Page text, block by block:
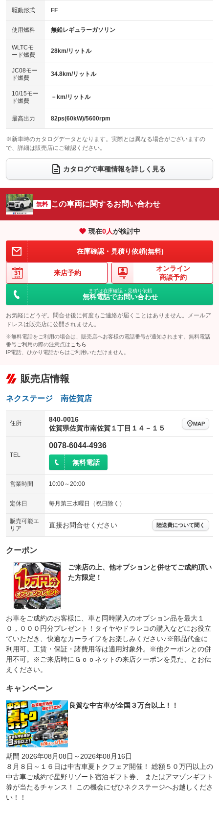
USB入力端子
：装備あり
100V電源
：装備なし
センターデフロック
：装備なし
電動格納ミラー
：装備あり
HID(キセノンライト)
バックカメラ
エアロ
：装備なし
ローダウン
：装備なし
ベンチシート
：装備あり
チップアップシート
：装備なし
電動格納サードシート
：装備なし シートヒーター
：装備あり
ウォークスルー
電動リアゲート フロントカメラ
：装備あり
シートエアコン
：装備なし 全周囲カメラ
：装備あり
サイドカメラ
：装備あり ルーフレール
：装備なし
エアサスペンション ヘッドライトウォッシャー
駆動形式 FF
使用燃料 無鉛レギュラーガソリン
WLTCモ
ード燃費
28km/リットル
JC08モー
ド燃費
34.8km/リットル
10/15モー
ド燃費
－km/リットル
最高出力 82ps(60kW)/5600rpm
※新車時のカタログデータとなります。実際とは異なる場合がございますの
で、詳細は販売店にご確認ください。
カタログで車種情報を詳しく見る
無料 この車両に関するお問い合わせ
現在0人が検討中
在庫確認・見積り依頼(無料)
来店予約
オンライン
商談予約
まずは在庫確認・見積り依頼
無料電話でお問い合わせ
お気軽にどうぞ。問合せ後に何度もご連絡が届くことはありません。メールア
ドレスは販売店に公開されません。
※無料電話をご利用の場合は、販売店へお客様の電話番号が通知されます。無料電話
番号ご利用の際の注意点は こちら
IP電話、ひかり電話からはご利用いただけません。
販売店情報
ネクステージ 南佐賀店
住所
840-0016
佐賀県佐賀市南佐賀１丁目１４－１５
MAP
TEL
0078-6044-4936
無料電話
営業時間 10:00～20:00
定休日 毎月第三水曜日（祝日除く）
販売可能エ
リア
直接お問合せください 陸送費について聞く
クーポン
ご来店の上、他オプションと併せてご成約頂い
た方限定！
お車をご成約のお客様に、車と同時購入のオプション品を最大１
０，０００円分プレゼント！タイヤやドラレコの購入などにお役立
ていただき、快適なカーライフをお楽しみください♪※部品代金に
利用可。工賃・保証・諸費用等は適用対象外。※他クーポンとの併
用不可。※ご来店時にＧｏｏネットの来店クーポンを見た、とお伝
えください。
キャンペーン
良質な中古車が全国３万台以上！！
期間 2026年08月08日～2026年08月16日
８月８日～１６日は中古車夏トクフェア開催！ 総額５０万円以上の
中古車ご成約で星野リゾート宿泊ギフト券、 またはアマゾンギフト
券が当たるチャンス！ この機会にぜひネクステージへお越しくださ
い！！